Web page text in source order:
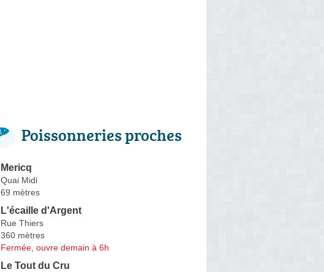
Poissonneries proches
Mericq
Quai Midi
69 mètres
L'écaille d'Argent
Rue Thiers
360 mètres
Fermée, ouvre demain à 6h
Le Tout du Cru